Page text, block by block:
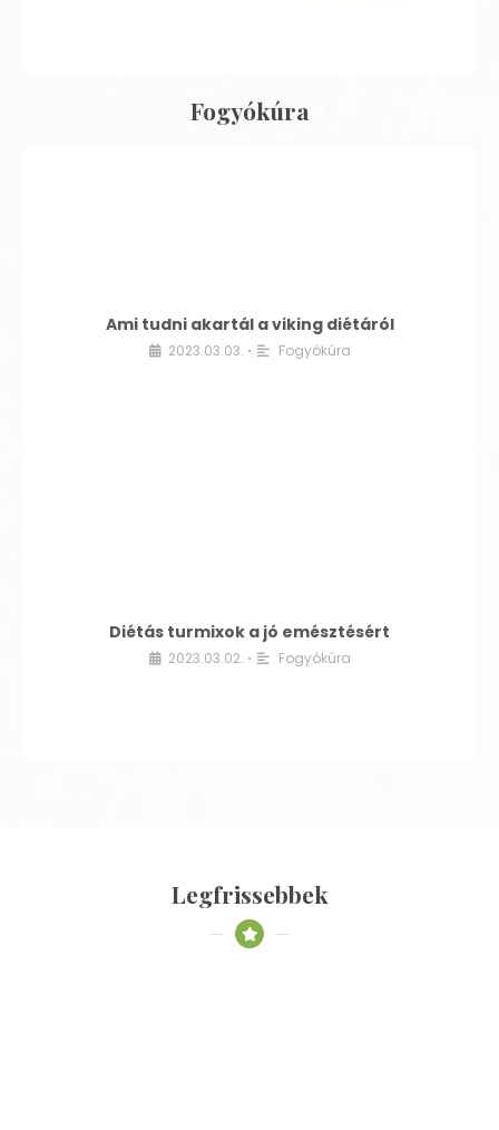
Fogyókúra
Ami tudni akartál a viking diétáról
2023.03.03. • Fogyókúra
Diétás turmixok a jó emésztésért
2023.03.02. • Fogyókúra
Legfrissebbek